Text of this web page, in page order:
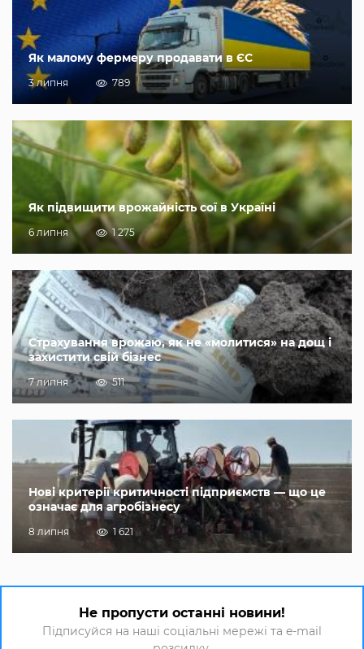
Як малому фермеру продавати в ЄС
3 липня 789
Як підвищити врожайність сої в Україні
6 липня 1 275
Страхування врожаю, як не «молитися» на дощ і
захистити свій бізнес
7 липня 511
Нові критерії критичності підприємств — що це
означає для агробізнесу
8 липня 1 621
Не пропусти останні новини!
Підписуйся на наші соціальні мережі та e-mail